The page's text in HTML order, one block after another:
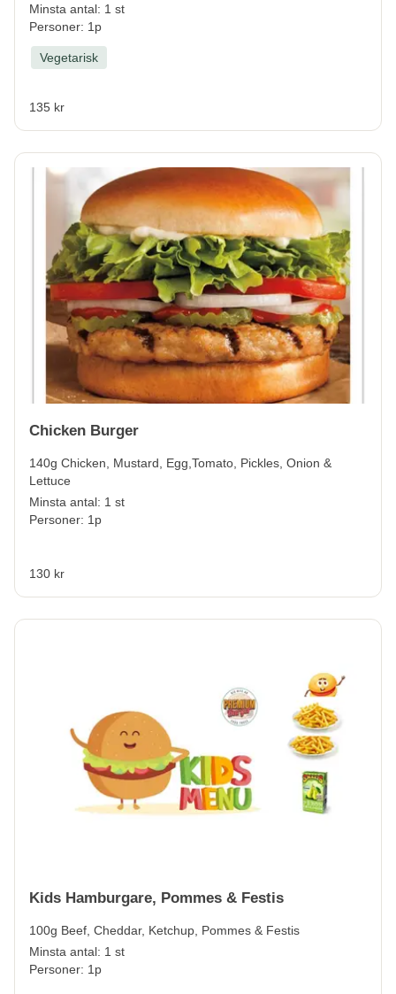
Minsta antal: 1 st
Personer: 1p
Vegetarisk
135 kr
Chicken Burger
140g Chicken, Mustard, Egg,Tomato, Pickles, Onion &
Lettuce
Minsta antal: 1 st
Personer: 1p
130 kr
Kids Hamburgare, Pommes & Festis
100g Beef, Cheddar, Ketchup, Pommes & Festis
Minsta antal: 1 st
Personer: 1p